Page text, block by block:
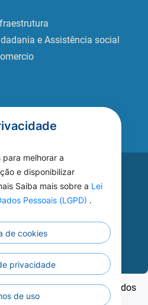
e Assistência social
seu
Continuar
Municipal de Nobres - Todos
reservados
melhorar a
e disponibilizar
Saiba mais sobre a Lei
Pessoais (LGPD) .
de cookies
privacidade
de uso